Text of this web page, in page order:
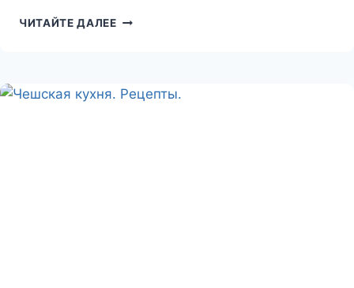
ЧИТАЙТЕ ДАЛЕЕКУРИЦА